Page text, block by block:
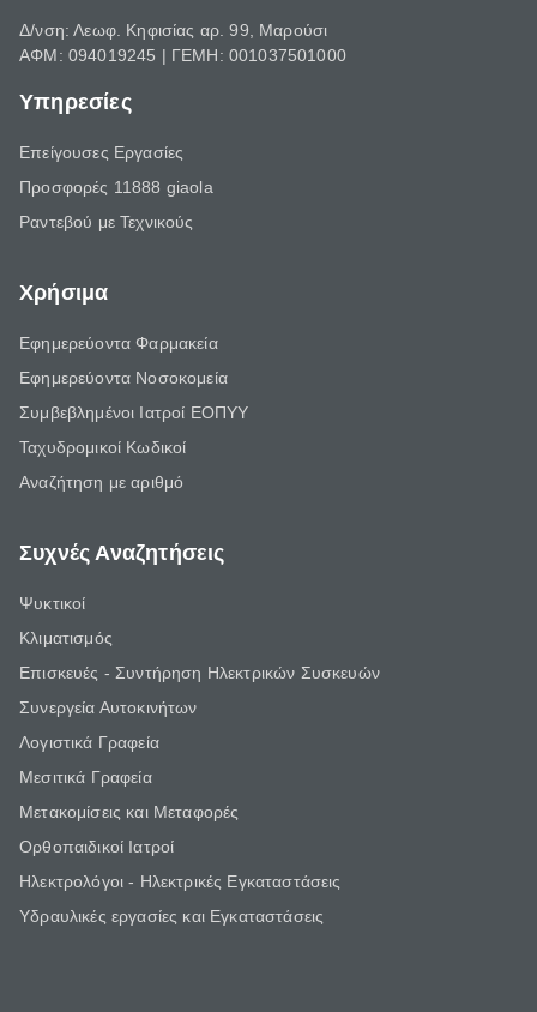
Δ/νση: Λεωφ. Κηφισίας αρ. 99, Μαρούσι
ΑΦΜ: 094019245 | ΓΕΜΗ: 001037501000
Υπηρεσίες
Επείγουσες Εργασίες
Προσφορές 11888 giaola
Ραντεβού με Τεχνικούς
Χρήσιμα
Εφημερεύοντα Φαρμακεία
Εφημερεύοντα Νοσοκομεία
Συμβεβλημένοι Ιατροί ΕΟΠΥΥ
Ταχυδρομικοί Κωδικοί
Αναζήτηση με αριθμό
Συχνές Αναζητήσεις
Ψυκτικοί
Κλιματισμός
Επισκευές - Συντήρηση Ηλεκτρικών Συσκευών
Συνεργεία Αυτοκινήτων
Λογιστικά Γραφεία
Μεσιτικά Γραφεία
Μετακομίσεις και Μεταφορές
Ορθοπαιδικοί Ιατροί
Ηλεκτρολόγοι - Ηλεκτρικές Εγκαταστάσεις
Υδραυλικές εργασίες και Εγκαταστάσεις